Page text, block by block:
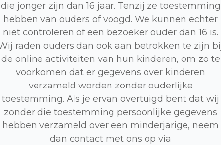
die jonger zijn dan 16 jaar. Tenzij ze toestemming
hebben van ouders of voogd. We kunnen echter
niet controleren of een bezoeker ouder dan 16 is.
raden ouders dan ook aan betrokken te zijn
de online activiteiten van hun kinderen, om zo te
voorkomen dat er gegevens over kinderen
verzameld worden zonder ouderlijke
toestemming. Als je ervan overtuigd bent dat wij
zonder die toestemming persoonlijke gegevens
hebben verzameld over een minderjarige, neem
dan contact met ons op via